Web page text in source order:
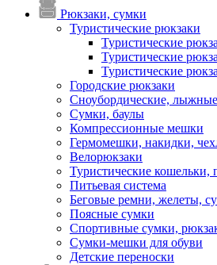
Рюкзаки, сумки
Туристические рюкзаки
Туристические
Туристические
Туристические
Городские рюкзаки
Сноубордические,
Сумки, баулы
Компрессионные мешки
Гермомешки, накидки,
Велорюкзаки
Туристические кошельки,
Питьевая система
Беговые ремни, желеты,
Поясные сумки
Спортивные сумки,
Сумки-мешки для обуви
Детские переноски